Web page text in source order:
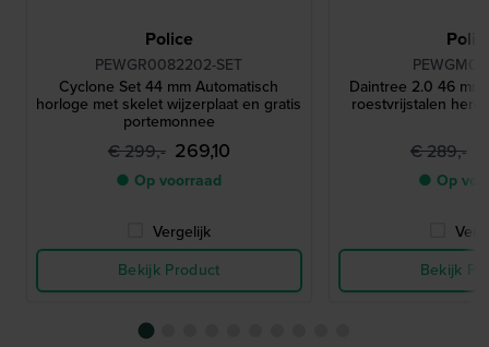
Police
PEWGR0082202-SET
Cyclone Set 44 mm Automatisch
horloge met skelet wijzerplaat en gratis
portemonnee
€ 299,- 269,10
● Op voorraad
Vergelijk
Bekijk Product
Daintree 2.0 46
roestvrijstalen
€ 289,-
● Op
Bekijk